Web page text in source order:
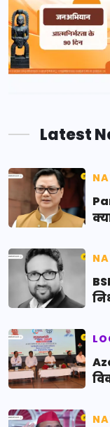
Latest